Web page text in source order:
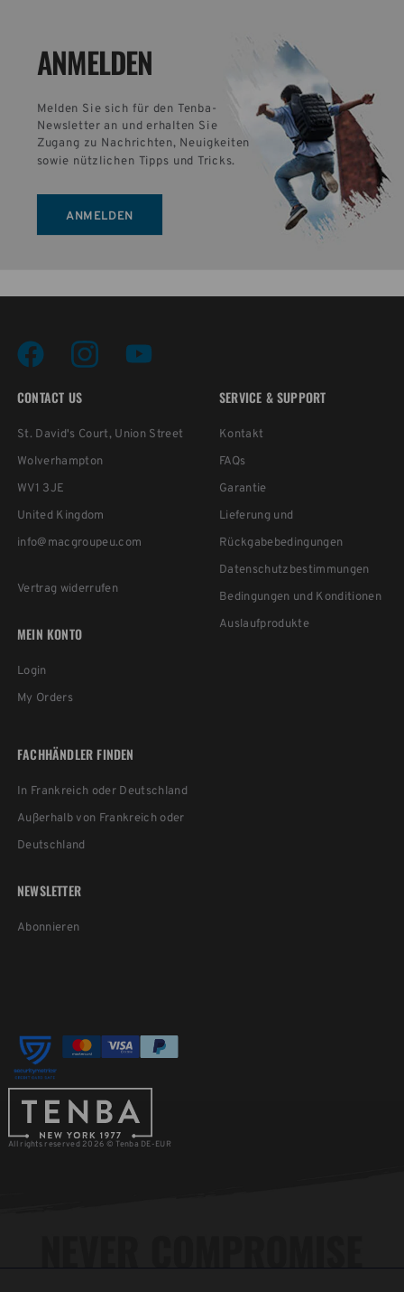
ANMELDEN
Melden Sie sich für den Tenba-
Newsletter an und erhalten Sie
Zugang zu Nachrichten, Neuigkeiten
sowie nützlichen Tipps und Tricks.
ANMELDEN
CONTACT US
St. David's Court, Union Street
Wolverhampton
WV1 3JE
United Kingdom
info@macgroupeu.com
Vertrag widerrufen
SERVICE & SUPPORT
Kontakt
FAQs
Garantie
Lieferung und
Rückgabebedingungen
Datenschutzbestimmungen
Bedingungen und Konditionen
Auslaufprodukte
MEIN KONTO
Login
My Orders
FACHHÄNDLER FINDEN
In Frankreich oder Deutschland
Außerhalb von Frankreich oder
Deutschland
NEWSLETTER
Abonnieren
All rights reserved 2026 © Tenba DE-EUR